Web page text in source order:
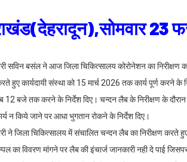
23
सविन बसंल ने आज जिला चिकित्सालय कोरोनेशन का निरीक्षण
हुए कार्यदायी संस्था को 15 मार्च 2026 तक कार्य पूर्ण
12 बजे तक करने के निर्देश दिए। चन्दन लैब के निरीक्षण के
न किये जाने पर आधा भुगतान रोकने के निर्देश दिए।
ने जिला चिकित्सालय में संचालित चन्दन लैब का निरीक्षण
का विवरण मांगने पर लैब की इंचार्ज जानकारी नही दे पाई